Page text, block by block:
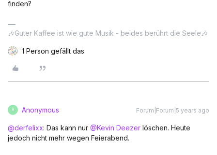
finden?
🎶Guter Kaffee ist wie gute Musik - beides berührt die Seele🎶
1 Person gefällt das
A Anonymous Forum|Forum|5 years ago
@derfelixx: Das kann nur @Kevin Deezer löschen. Heute
jedoch nicht mehr wegen Feierabend.